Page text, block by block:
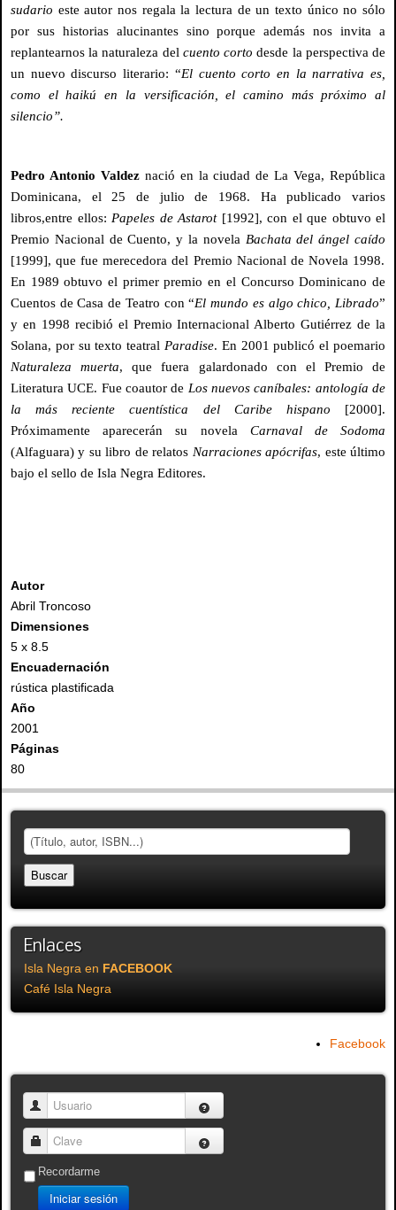
sudario este autor nos regala la lectura de un texto único no sólo
por sus historias alucinantes sino porque además nos invita a
replantearnos la naturaleza del cuento corto desde la perspectiva de
un nuevo discurso literario: “El cuento corto en la narrativa es,
como el haikú en la versificación, el camino más próximo al
silencio”.
Pedro Antonio Valdeznació en la ciudad de La Vega, República
Dominicana, el 25 de julio de 1968. Ha publicado varios
libros,entre ellos: Papeles de Astarot[1992], con el que obtuvo el
Premio Nacional de Cuento, y la novela Bachata del ángel caído
[1999], que fue merecedora del Premio Nacional de Novela 1998.
En 1989 obtuvo el primer premio en el Concurso Dominicano de
Cuentos de Casa de Teatro con “El mundo es algo chico, Librado”
y en 1998 recibió el Premio Internacional Alberto Gutiérrez de la
Solana, por su texto teatral Paradise. En 2001 publicó el poemario
Naturaleza muerta, que fuera galardonado con el Premio de
Literatura UCE. Fue coautor de Los nuevos caníbales: antología de
la más reciente cuentística del Caribe hispano [2000].
Próximamente aparecerán su novela Carnaval de Sodoma
(Alfaguara) y su libro de relatos Narraciones apócrifas, este último
bajo el sello de Isla Negra Editores.
Autor
Abril Troncoso
Dimensiones
5 x 8.5
Encuadernación
rústica plastificada
Año
2001
Páginas
80
Enlaces
Isla Negra en FACEBOOK
Café Isla Negra
Facebook
Usuario
Clave
Recordarme
Iniciar sesión